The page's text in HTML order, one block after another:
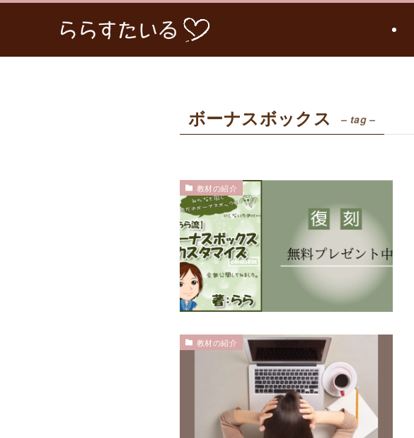
ボーナスボックス – tag –
教材の紹介
教材の紹介